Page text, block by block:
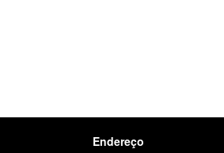
Endereço